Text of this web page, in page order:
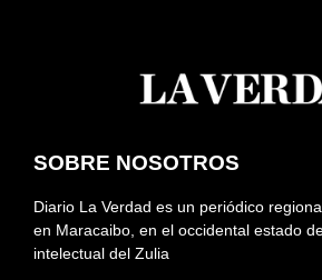
SOBRE NOSOTROS
Diario La Verdad es un periódico
en Maracaibo, en el occidental estado
intelectual del Zulia